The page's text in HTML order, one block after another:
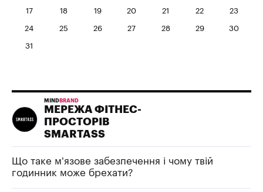
17 18 19 20 21 22 23
24 25 26 27 28 29 30
31
MIND BRAND
МЕРЕЖА ФІТНЕС-
ПРОСТОРІВ
SMARTASS
Що таке м'язове забезпечення і чому твій
годинник може брехати?